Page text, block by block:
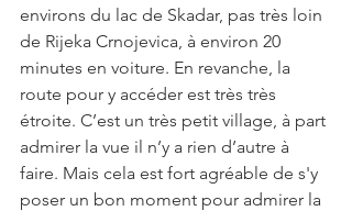
environs du lac de Skadar, pas très loin
de Rijeka Crnojevica, à environ 20
minutes en voiture. En revanche, la
route pour y accéder est très très
étroite. C’est un très petit village, à part
admirer la vue il n’y a rien d’autre à
faire. Mais cela est fort agréable de s'y
poser un bon moment pour admirer la